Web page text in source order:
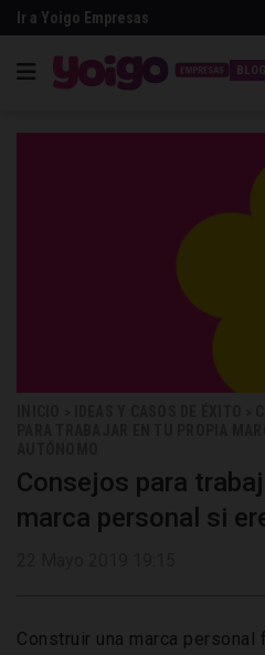
Ir a Yoigo Empresas
BLOG
Consejos para
marca personal si
Construir una marca